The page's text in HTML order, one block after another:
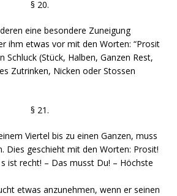
§ 20.
eine besondere Zuneigung
ihm etwas vor mit den Worten: “Prosit
Schluck (Stück, Halben, Ganzen Rest,
Zutrinken, Nicken oder Stossen
§ 21.
Viertel bis zu einen Ganzen, muss
Dies geschieht mit den Worten: Prosit!
ist recht! – Das musst Du! – Höchste
etwas anzunehmen, wenn er seinen